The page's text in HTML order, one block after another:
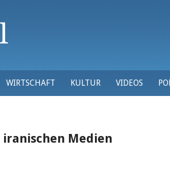
WIRTSCHAFT KULTUR VIDEOS
iranischen Medien